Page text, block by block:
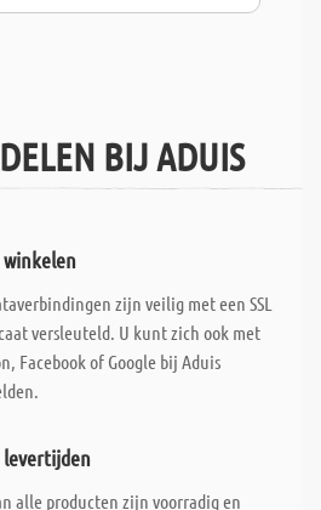
BIJ ADUIS
zijn veilig met een SSL
versleuteld. U kunt zich ook met
Facebook of Google bij Aduis
alle producten zijn voorradig en